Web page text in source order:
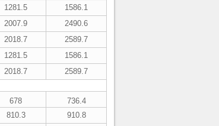
1281.5
1586.1
2007.9
2490.6
2018.7
2589.7
1281.5
1586.1
2018.7 2589.7
678
736.4
810.3
910.8